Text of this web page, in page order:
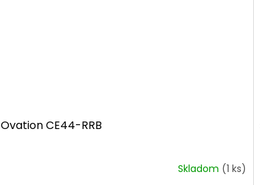
Ovation CE44-RRB
Skladom (1 ks)